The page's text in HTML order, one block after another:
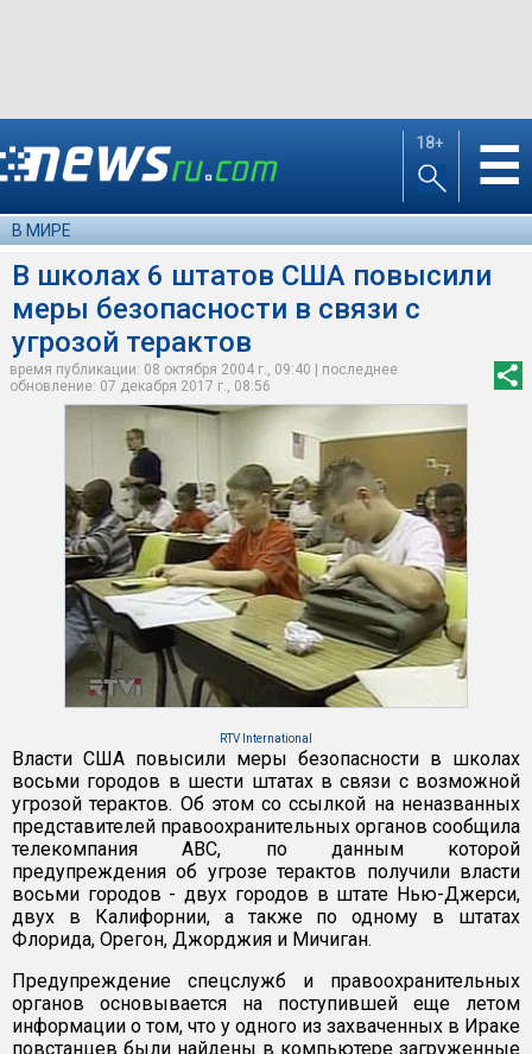
18+ ☰
В МИРЕ
В школах 6 штатов США повысили
меры безопасности в связи с
угрозой терактов
время публикации: 08 октября 2004 г., 09:40 | последнее
обновление: 07 декабря 2017 г., 08:56
RTV International
Власти США повысили меры безопасности в школах
восьми городов в шести штатах в связи с возможной
угрозой терактов. Об этом со ссылкой на неназванных
представителей правоохранительных органов сообщила
телекомпания АВС, по данным которой
предупреждения об угрозе терактов получили власти
восьми городов - двух городов в штате Нью-Джерси,
двух в Калифорнии, а также по одному в штатах
Флорида, Орегон, Джорджия и Мичиган.
Предупреждение спецслужб и правоохранительных
органов основывается на поступившей еще летом
информации о том, что у одного из захваченных в Ираке
повстанцев были найдены в компьютере загруженные